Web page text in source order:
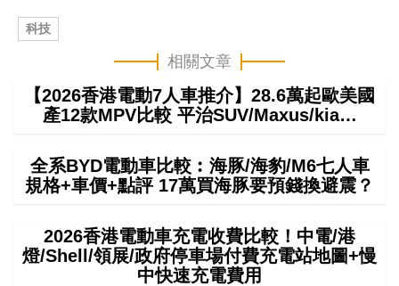
科技
相關文章
【2026香港電動7人車推介】28.6萬起歐美國
產12款MPV比較 平治SUV/Maxus/kia…
全系BYD電動車比較︰海豚/海豹/M6七人車
規格+車價+點評 17萬買海豚要預錢換避震？
2026香港電動車充電收費比較！中電/港
燈/Shell/領展/政府停車場付費充電站地圖+慢
中快速充電費用